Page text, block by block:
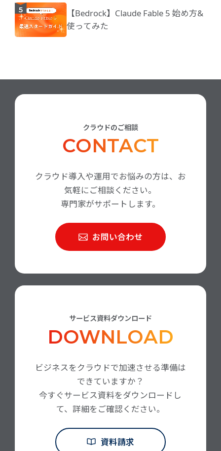
【Bedrock】Claude Fable 5 始め方&
使ってみた
クラウドのご相談
CONTACT
クラウド導入や運用でお悩みの方は、お
気軽にご相談ください。
専門家がサポートします。
お問い合わせ
サービス資料ダウンロード
DOWNLOAD
ビジネスをクラウドで加速させる準備は
できていますか？
今すぐサービス資料をダウンロードし
て、詳細をご確認ください。
資料請求